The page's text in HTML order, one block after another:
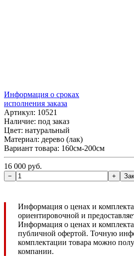
Информация о сроках
исполнения заказа
Артикул: 10521
Наличие: под заказ
Цвет: натуральный
Материал: дерево (лак)
Вариант товара: 160см-200см
16 000 руб.
Информация о ценах и
ориентировочной и
Информация о ценах и
публичной офертой. Точную
комплектации товара можно
компании.